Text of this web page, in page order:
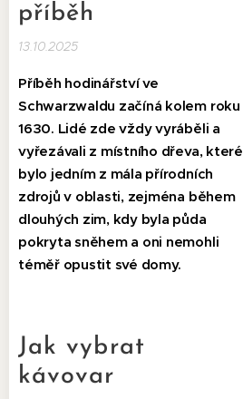
příběh
13.10.2025
Příběh hodinářství ve
Schwarzwaldu začíná kolem roku
1630. Lidé zde vždy vyráběli a
vyřezávali z místního dřeva, které
bylo jedním z mála přírodních
zdrojů v oblasti, zejména během
dlouhých zim, kdy byla půda
pokryta sněhem a oni nemohli
téměř opustit své domy.
Jak vybrat
kávovar